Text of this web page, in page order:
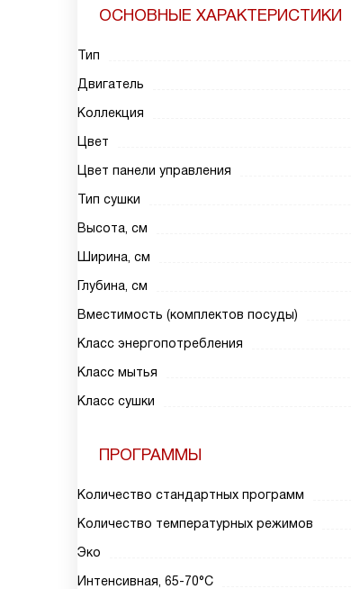
ОСНОВНЫЕ ХАРАКТЕРИСТИКИ
Тип
Двигатель
Коллекция
Цвет
Цвет панели управления
Тип сушки
Высота, см
Ширина, см
Глубина, см
Вместимость (комплектов посуды)
Класс энергопотребления
Класс мытья
Класс сушки
ПРОГРАММЫ
Количество стандартных программ
Количество температурных режимов
Эко
Интенсивная, 65-70°С